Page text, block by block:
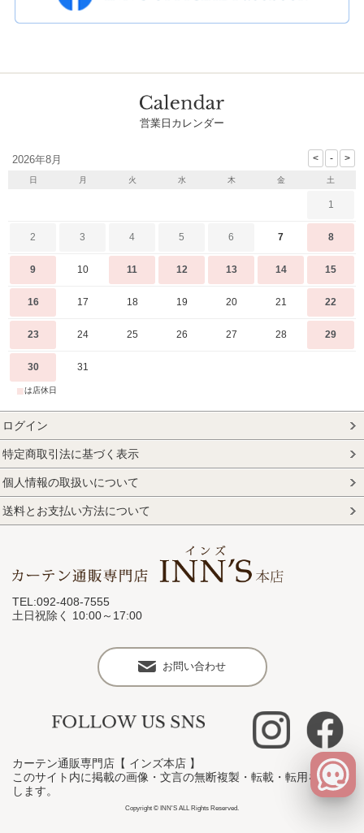
営業日カレンダー
2026年8月
日 月 火 水 木 金 土
1
2 3 4 5 6 7 8
9 10 11 12 13 14 15
16 17 18 19 20 21 22
23 24 25 26 27 28 29
30 31
■は店休日
ログイン
特定商取引法に基づく表示
個人情報の取扱いについて
送料とお支払い方法について
TEL:092-408-7555
土日祝除く 10:00～17:00
お問い合わせ
カーテン通販専門店【 インズ本店 】
このサイト内に掲載の画像・文言の無断複製・転載・転用を禁止
します。
Copyright © INN'S ALL Rights Reserved.